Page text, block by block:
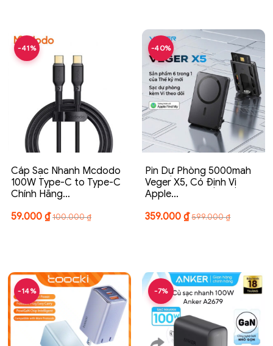
-41%
Cáp Sạc Nhanh Mcdodo
100W Type-C to Type-C
Chính Hãng…
59.000 ₫100.000₫
-40%
Pin Dự Phòng 5000mah
Veger X5, Có Định Vị
Apple…
359.000₫599.000₫
-14% -7%